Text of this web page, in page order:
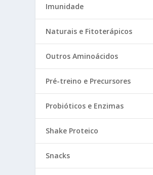
Imunidade
Naturais e Fitoterápicos
Outros Aminoácidos
Pré-treino e Precursores
Probióticos e Enzimas
Shake Proteico
Snacks